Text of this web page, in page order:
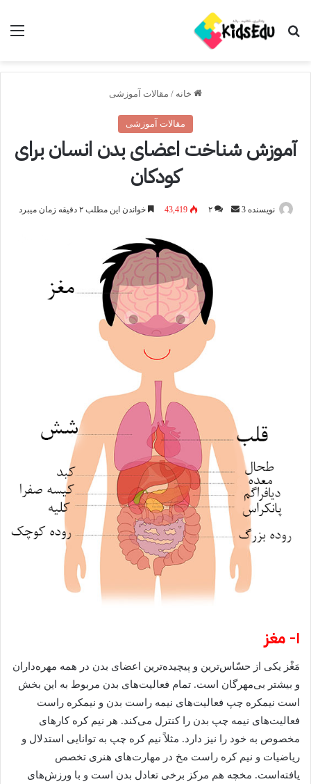
جستجو برای
خانه / مقالات آموزشی
مقالات آموزشی
آموزش شناخت اعضای بدن انسان برای
کودکان
نویسنده 3
ارسال۲ 43,419 خواندن این مطلب ۲ دقیقه زمان میبرد
۱- مغز
مَغْز یکی از حسّاس‌ترین و پیچیده‌ترین اعضای بدن در همه مهره‌داران
و بیشتر بی‌مهرگان است. تمام فعالیت‌های بدن مربوط به این بخش
است نیمکره چپ فعالیت‌های نیمه راست بدن و نیمکره راست
فعالیت‌های نیمه چپ بدن را کنترل می‌کند. هر نیم کره کار‌های
مخصوص به خود را نیز دارد. مثلاً نیم کره چپ به توانایی استدلال و
ریاضیات و نیم کره راست مخ در مهارت‌های هنری تخصص
یافته‌است. مخچه هم مرکز برخی تعادل بدن است و با ورزش‌های